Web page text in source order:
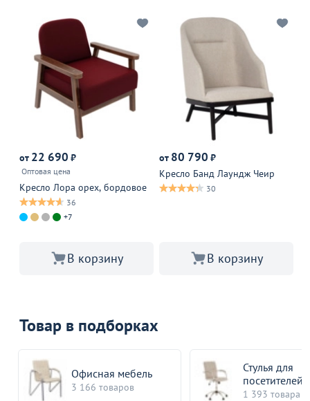
от 22 690 ₽
Оптовая цена
Кресло Лора орех, бордовое
36
+7
В корзину
от 80 790 ₽
Кресло Банд Лаундж Чеир
30
В корзину
Товар в подборках
Офисная мебель
3 166 товаров
Стулья для
посетителей
1 393 товара